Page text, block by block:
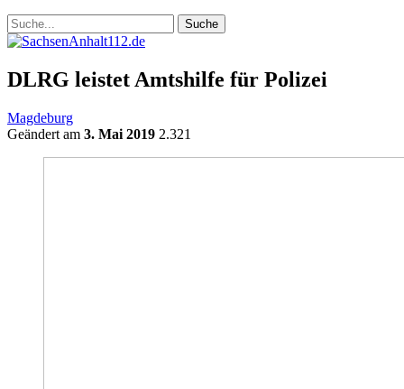
DLRG leistet Amtshilfe für Polizei
Magdeburg
Geändert am 3. Mai 2019 2.321